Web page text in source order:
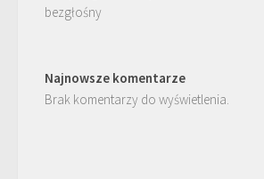
bezgłośny
Najnowsze komentarze
Brak komentarzy do wyświetlenia.